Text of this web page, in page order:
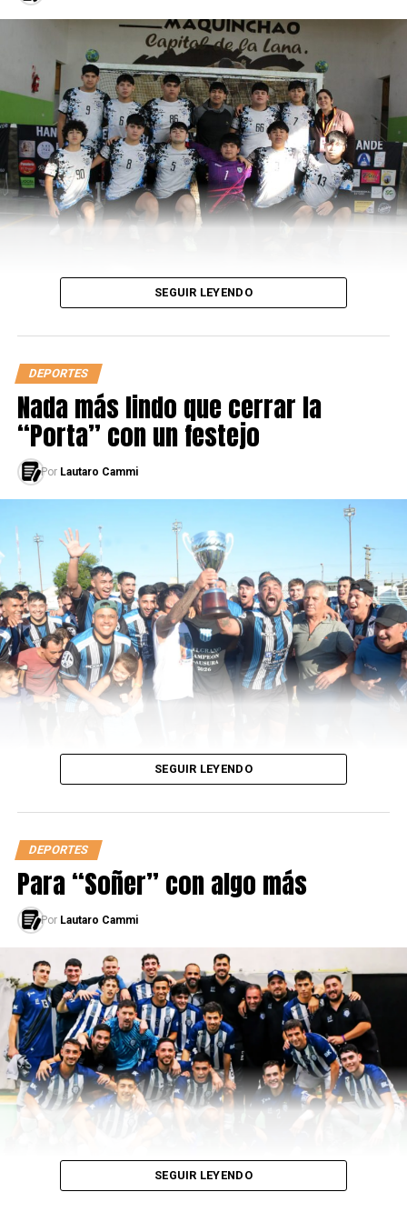
Schlotterbeck.
CAMBIOS: Hofmann x Müller, Hofmann x
Gundogan, Fullkrug x Havertz, Gotze x Musiala
GOLES: Gündogan 33′
JAPÓN (2): Gonda, Itakura, Nagatomo, Sakai, Yoshida,
Endo, Kubo, Ito, Kamada, Tanaka, Maeda
CAMBIOS: Tomiyasu x Kubo, Mitoma x Nagatomo,
Asano x Maeda, Doan x Tanaka, Minamino x Sakai
GOLES: Doan 75′, Asano 83′
ESTADIO: Khalifa International Stadium
¡Qué elegancia!
SEGUIR LEYENDO
DEPORTES
Nada más lindo que cerrar la
“Porta” con un festejo
Por Lautaro Cammi
SEGUIR LEYENDO
DEPORTES
Para “Soñer” con algo más
Por Lautaro Cammi
SEGUIR LEYENDO